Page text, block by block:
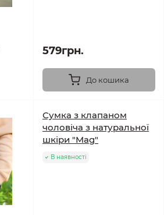
579грн.
До кошика
Сумка з клапаном
чоловіча з натуральної
шкіри "Mag"
В наявності